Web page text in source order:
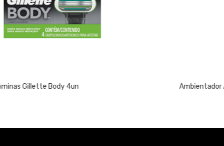
Ambientador Ambipur W.C 45 Dias Flores Elegantes 1un